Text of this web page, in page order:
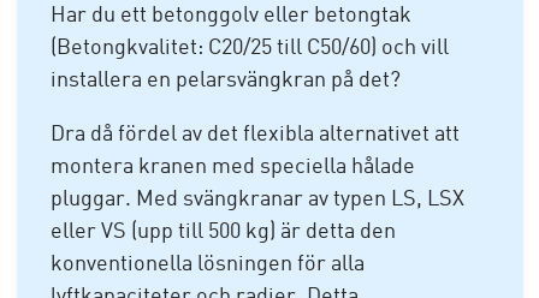
Har du ett betonggolv eller betongtak
(Betongkvalitet: C20/25 till C50/60) och vill
installera en pelarsvängkran på det?
Dra då fördel av det flexibla alternativet att
montera kranen med speciella hålade
pluggar. Med svängkranar av typen LS, LSX
eller VS (upp till 500 kg) är detta den
konventionella lösningen för alla